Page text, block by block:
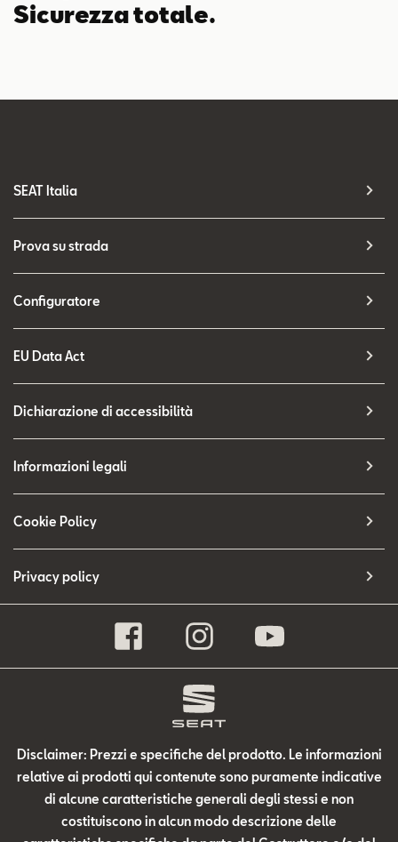
Sicurezza totale.
SEAT Italia
Prova su strada
Configuratore
EU Data Act
Dichiarazione di accessibilità
Informazioni legali
Cookie Policy
Privacy policy
Disclaimer: Prezzi e specifiche del prodotto. Le informazioni
relative ai prodotti qui contenute sono puramente indicative
di alcune caratteristiche generali degli stessi e non
costituiscono in alcun modo descrizione delle